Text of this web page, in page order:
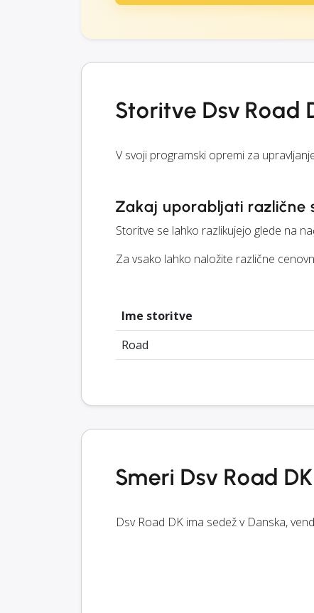
Storitve Dsv Road
V svoji programski opremi za
Zakaj uporabljati različne
Storitve se lahko razlikujejo glede na
Za vsako lahko naložite različne
Ime storitve
Road
Smeri Dsv Road DK
Dsv Road DK ima sedež v Danska,